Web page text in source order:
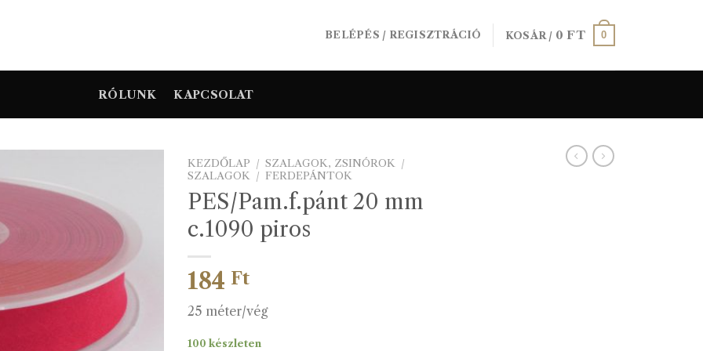
BELÉPÉS / REGISZTRÁCIÓ KOSÁR / 0FT 0
RÓLUNK KAPCSOLAT
KEZDŐLAP / SZALAGOK, ZSINÓROK /
SZALAGOK / FERDEPÁNTOK
PES/Pam.f.pánt 20 mm
c.1090 piros
184 Ft
25 méter/vég
100 készleten